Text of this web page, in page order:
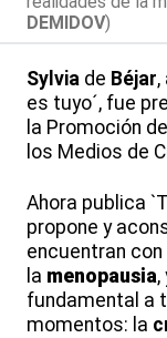
DEMIDOV)
Sylvia de Béjar
es tuyo´, fue
la Promoción
los Medios de
Ahora publica
propone y
encuentran
la menopausia,
fundamental a
momentos: la